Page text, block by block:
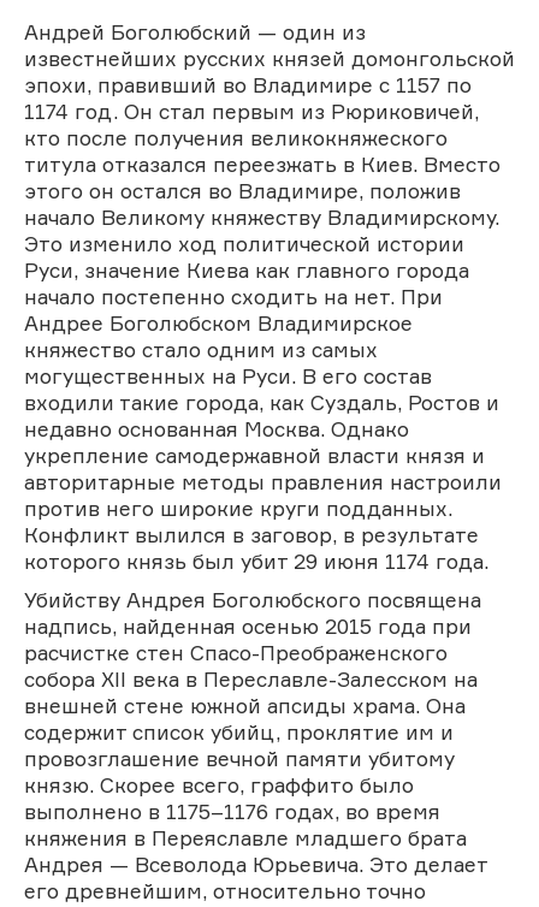
Андрей Боголюбский — один из
известнейших русских князей домонгольской
эпохи, правивший во Владимире с 1157 по
1174 год. Он стал первым из Рюриковичей,
кто после получения великокняжеского
титула отказался переезжать в Киев. Вместо
этого он остался во Владимире, положив
начало Великому княжеству Владимирскому.
Это изменило ход политической истории
Руси, значение Киева как главного города
начало постепенно сходить на нет. При
Андрее Боголюбском Владимирское
княжество стало одним из самых
могущественных на Руси. В его состав
входили такие города, как Суздаль, Ростов и
недавно основанная Москва. Однако
укрепление самодержавной власти князя и
авторитарные методы правления настроили
против него широкие круги подданных.
Конфликт вылился в заговор, в результате
которого князь был убит 29 июня 1174 года.
Убийству Андрея Боголюбского посвящена
надпись, найденная осенью 2015 года при
расчистке стен Спасо-Преображенского
собора XII века в Переславле-Залесском на
внешней стене южной апсиды храма. Она
содержит список убийц, проклятие им и
провозглашение вечной памяти убитому
князю. Скорее всего, граффито было
выполнено в 1175–1176 годах, во время
княжения в Переяславле младшего брата
Андрея — Всеволода Юрьевича. Это делает
его древнейшим, относительно точно